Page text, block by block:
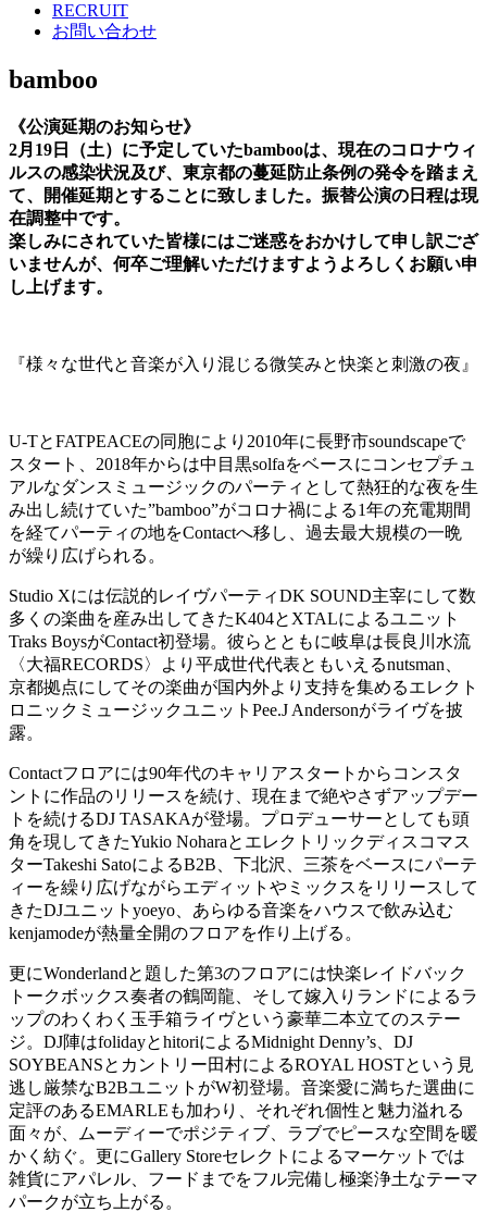
RECRUIT
お問い合わせ
bamboo
《公演延期のお知らせ》
2月19日（土）に予定していたbambooは、現在のコロナウィ
ルスの感染状況及び、東京都の蔓延防止条例の発令を踏まえ
て、開催延期とすることに致しました。振替公演の日程は現
在調整中です。
楽しみにされていた皆様にはご迷惑をおかけして申し訳ござ
いませんが、何卒ご理解いただけますようよろしくお願い申
し上げます。
『様々な世代と音楽が入り混じる微笑みと快楽と刺激の夜』
U-TとFATPEACEの同胞により2010年に長野市soundscapeで
スタート、2018年からは中目黒solfaをベースにコンセプチュ
アルなダンスミュージックのパーティとして熱狂的な夜を生
み出し続けていた”bamboo”がコロナ禍による1年の充電期間
を経てパーティの地をContactへ移し、過去最大規模の一晩
が繰り広げられる。
Studio Xには伝説的レイヴパーティDK SOUND主宰にして数
多くの楽曲を産み出してきたK404とXTALによるユニット
Traks BoysがContact初登場。彼らとともに岐阜は長良川水流
〈大福RECORDS〉より平成世代代表ともいえるnutsman、
京都拠点にしてその楽曲が国内外より支持を集めるエレクト
ロニックミュージックユニットPee.J Andersonがライヴを披
露。
Contactフロアには90年代のキャリアスタートからコンスタ
ントに作品のリリースを続け、現在まで絶やさずアップデー
トを続けるDJ TASAKAが登場。プロデューサーとしても頭
角を現してきたYukio Noharaとエレクトリックディスコマス
ターTakeshi SatoによるB2B、下北沢、三茶をベースにパーテ
ィーを繰り広げながらエディットやミックスをリリースして
きたDJユニットyoeyo、あらゆる音楽をハウスで飲み込む
kenjamodeが熱量全開のフロアを作り上げる。
更にWonderlandと題した第3のフロアには快楽レイドバック
トークボックス奏者の鶴岡龍、そして嫁入りランドによるラ
ップのわくわく玉手箱ライヴという豪華二本立てのステー
ジ。DJ陣はfolidayとhitoriによるMidnight Denny’s、DJ
SOYBEANSとカントリー田村によるROYAL HOSTという見
逃し厳禁なB2BユニットがW初登場。音楽愛に満ちた選曲に
定評のあるEMARLEも加わり、それぞれ個性と魅力溢れる
面々が、ムーディーでポジティブ、ラブでピースな空間を暖
かく紡ぐ。更にGallery Storeセレクトによるマーケットでは
雑貨にアパレル、フードまでをフル完備し極楽浄土なテーマ
パークが立ち上がる。